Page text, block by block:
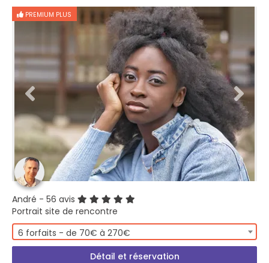
PREMIUM PLUS
André - 56 avis
Portrait site de rencontre
6 forfaits - de 70€ à 270€
Détail et réservation